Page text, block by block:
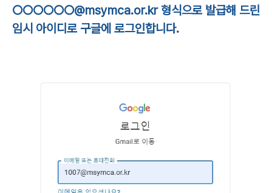
○○○○○○@msymca.or.kr 형식으로 발급해 드린
임시 아이디로 구글에 로그인합니다.